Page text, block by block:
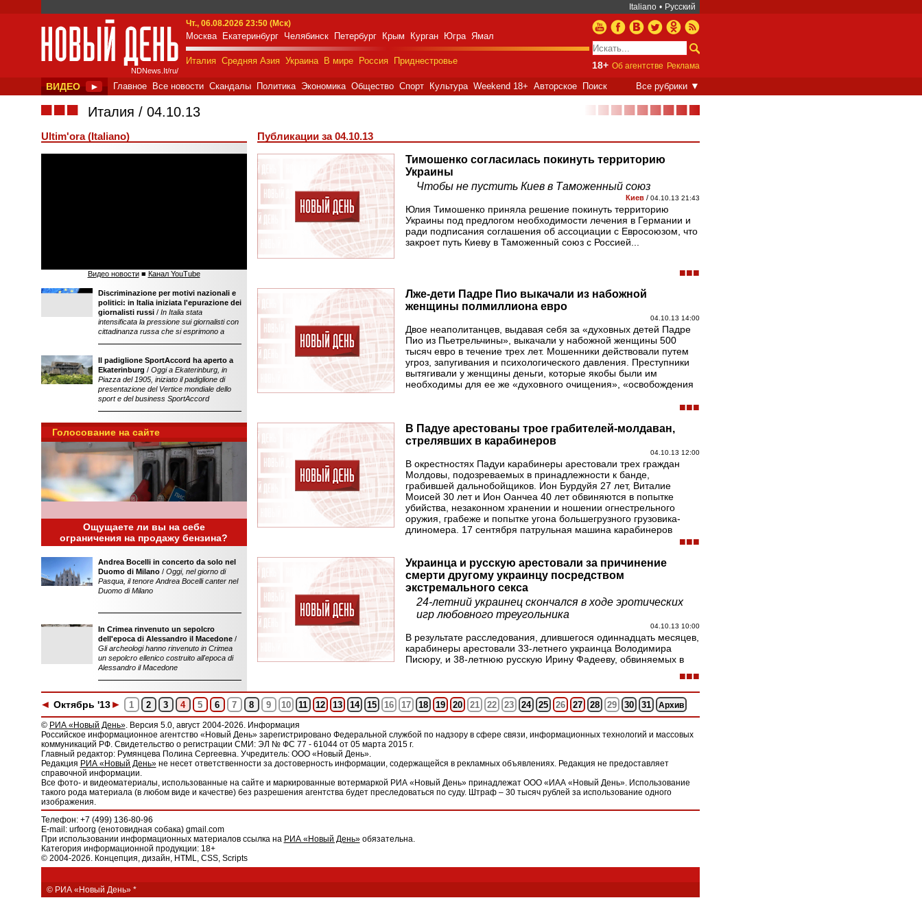
Italiano • Русский
New Day Italia
NDNews.It/ru/
Чт., 06.08.2026 23:50 (Мск)
Москва Екатеринбург Челябинск Петербург Крым Курган Югра Ямал
Италия Средняя Азия Украина В мире Россия Приднестровье 18+ Об агентстве Реклама
ВИДЕО ► Главное Все новости Скандалы Политика Экономика Общество Спорт Культура Weekend 18+ Авторское Поиск Все рубрики ▼
■■■ Италия 04.10.13 ■■■■■■■■■
Публикации за 04.10.13
Тимошенко согласилась покинуть территорию
Украины
Чтобы не пустить Киев в Таможенный союз
Киев/ 04.10.13 21:43
Юлия Тимошенко приняла решение покинуть территорию
Украины под предлогом необходимости лечения в Германии и
ради подписания соглашения об ассоциации с Евросоюзом, что
закроет путь Киеву в Таможенный союз с Россией...
■■■
Ultim'ora (Italiano)
Видео новости■ Канал YouTube
Лже-дети Падре Пио выкачали из набожной
женщины полмиллиона евро
04.10.13 14:00
Двое неаполитанцев, выдавая себя за «духовных детей Падре
Пио из Пьетрельчины», выкачали у набожной женщины 500
тысяч евро в течение трех лет. Мошенники действовали путем
угроз, запугивания и психологического давления. Преступники
вытягивали у женщины деньги, которые якобы были им
необходимы для ее же «духовного очищения», «освобождения
■■■
Discriminazione per motivi nazionali e
politici: in Italia iniziata l'epurazione dei
giornalisti russi/ In Italia stata
intensificata la pressione sui giornalisti con
cittadinanza russa che si esprimono a
sostegno dell'operazione militare speciale
della Federazione Russa in Ucraina
Il padiglione SportAccord ha aperto a
Ekaterinburg / Oggi a Ekaterinburg, in
Piazza del 1905, iniziato il padiglione di
presentazione del Vertice mondiale dello
sport e del business SportAccord
В Падуе арестованы трое грабителей-молдаван,
стрелявших в карабинеров
04.10.13 12:00
В окрестностях Падуи карабинеры арестовали трех граждан
Молдовы, подозреваемых в принадлежности к банде,
грабившей дальнобойщиков. Ион Бурдуйя 27 лет, Виталие
Моисей 30 лет и Ион Оанчеа 40 лет обвиняются в попытке
убийства, незаконном хранении и ношении огнестрельного
оружия, грабеже и попытке угона большегрузного грузовика-
длиномера. 17 сентября патрульная машина карабинеров
■■■
Голосование на сайте
Ощущаете ли вы на себе
ограничения на продажу бензина?
Украинца и русскую арестовали за причинение
смерти другому украинцу посредством
экстремального секса
24-летний украинец скончался в ходе эротических
игр любовного треугольника
04.10.13 10:00
В результате расследования, длившегося одиннадцать месяцев,
карабинеры арестовали 33-летнего украинца Володимира
Писюру, и 38-летнюю русскую Ирину Фадееву, обвиняемых в
■■■
Andrea Bocelli in concerto da solo nel
Duomo di Milano/ Oggi, nel giorno di
Pasqua, il tenore Andrea Bocelli canter nel
Duomo di Milano
In Crimea rinvenuto un sepolcro
dell'epoca di Alessandro il Macedone/
Gli archeologi hanno rinvenuto in Crimea
un sepolcro ellenico costruito all'epoca di
Alessandro il Macedone
◄ Октябрь '13► 1 2 3 4 5 6 7 8 9 10 11 12 13 14 15 16 17 18 19 20 21 22 23 24 25 26 27 28 29 30 31 Архив
© РИА «Новый День». Версия 5.0, август 2004-2026. Информация
Российское информационное агентство «Новый День» зарегистрировано Федеральной службой по надзору в сфере связи, информационных технологий и массовых
коммуникаций РФ. Свидетельство о регистрации СМИ: ЭЛ № ФС 77 - 61044 от 05 марта 2015 г.
Главный редактор: Румянцева Полина Сергеевна. Учредитель: ООО «Новый День».
Редакция РИА «Новый День»не несет ответственности за достоверность информации, содержащейся в рекламных объявлениях. Редакция не предоставляет
справочной информации.
Все фото- и видеоматериалы, использованные на сайте и маркированные вотермаркой РИА «Новый День» принадлежат ООО «ИАА «Новый День». Использование
такого рода материала (в любом виде и качестве) без разрешения агентства будет преследоваться по суду. Штраф – 30 тысяч рублей за использование одного
изображения.
Телефон: +7 (499) 136-80-96
E-mail: urfoorg (енотовидная собака) gmail.com
При использовании информационных материалов ссылка на РИА «Новый День»обязательна.
Категория информационной продукции: 18+
© 2004-2026. Концепция, дизайн, HTML, CSS, Scripts
© РИА «Новый День» *